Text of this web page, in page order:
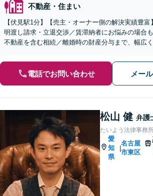
不動産・住まい
【伏見駅1分】【売主・オーナー側の解決実績豊
明渡し請求・立退交渉／賃滞納者にお悩みの場合も
不動産を含む相続／離婚時の財産分与まで、幅広
電話でお問い合わせ メー
松山 健 弁護
たいよう法律事務
愛
知
県
|
名古屋
市東区